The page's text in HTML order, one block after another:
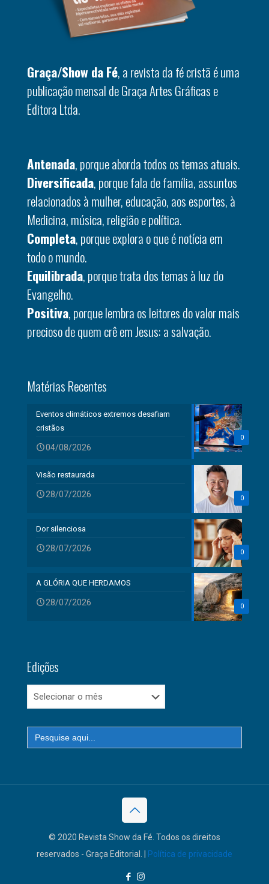
Graça/Show da Fé, a revista da fé cristã é uma
publicação mensal de Graça Artes Gráficas e
Editora Ltda.
Antenada, porque aborda todos os temas atuais.
Diversificada, porque fala de família, assuntos
relacionados à mulher, educação, aos esportes, à
Medicina, música, religião e política.
Completa, porque explora o que é notícia em
todo o mundo.
Equilibrada, porque trata dos temas à luz do
Evangelho.
Positiva, porque lembra os leitores do valor mais
precioso de quem crê em Jesus: a salvação.
Matérias Recentes
0
Eventos climáticos extremos desafiam
cristãos
04/08/2026
0
Visão restaurada
28/07/2026
0
Dor silenciosa
28/07/2026
0
A GLÓRIA QUE HERDAMOS
28/07/2026
Edições
Edições
Search
for:
© 2020 Revista Show da Fé. Todos os direitos
reservados - Graça Editorial. | Política de privacidade